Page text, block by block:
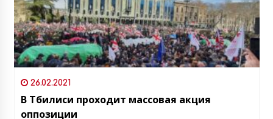
26.02.2021
В Тбилиси проходит массовая акция
оппозиции